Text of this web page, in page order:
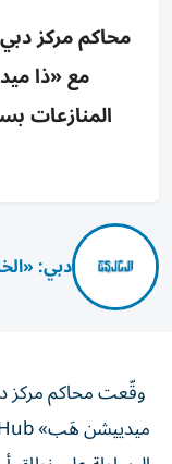
محاكم مركز
مع «ذا
المنازعات
دبي:
وقّعت محاكم مركز
الوساطة على نطاق